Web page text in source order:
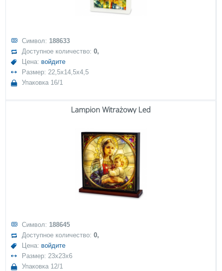
Символ: 188633
Доступное количество:0,
Цена: войдите
Размер: 22,5x14,5x4,5
Упаковка 16/1
Lampion Witrażowy Led
Символ: 188645
Доступное количество:0,
Цена: войдите
Размер: 23x23x6
Упаковка 12/1